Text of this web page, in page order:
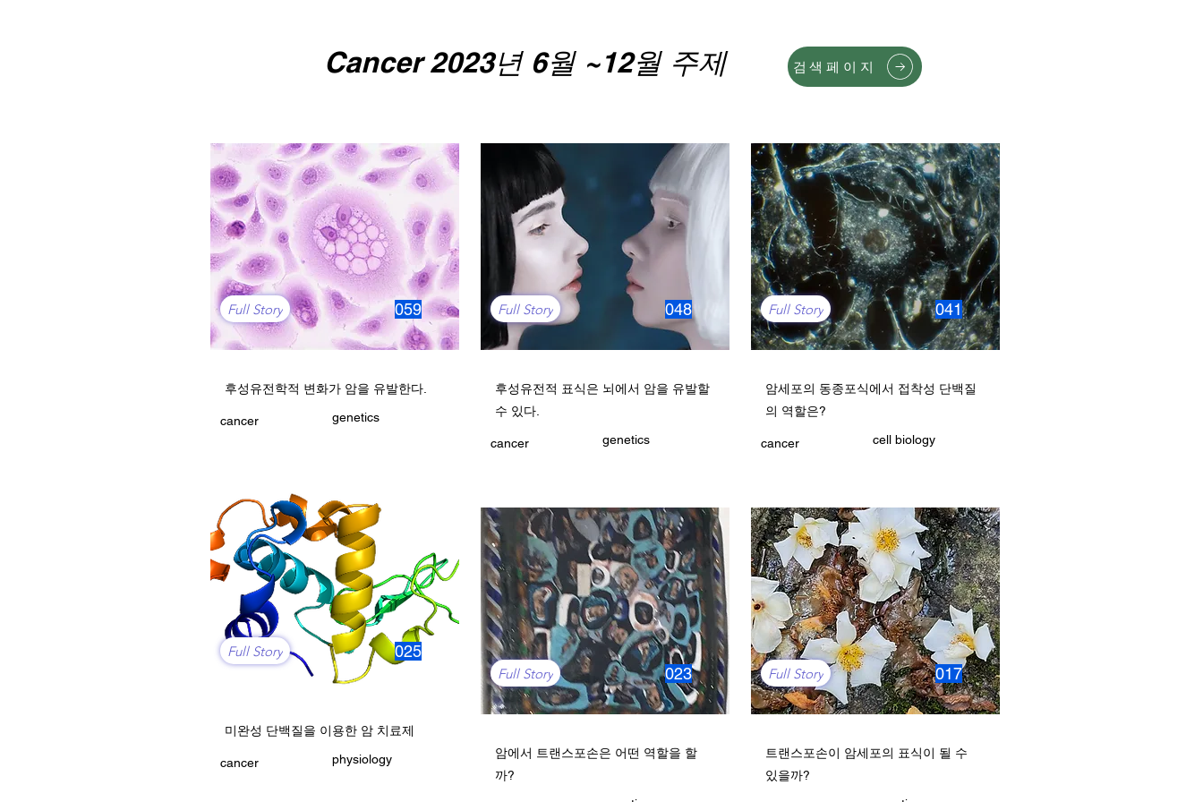
Cancer 2023년 6월 ~12월 주제 검색페이지
059
Full Story
후성유전학적 변화가 암을 유발한다.
cancer genetics
025
Full Story
미완성 단백질을 이용한 암 치료제
cancer physiology
048
Full Story
후성유전적 표식은 뇌에서 암을 유발할
수 있다.
cancer genetics
023
Full Story
암에서 트랜스포손은 어떤 역할을 할
까?
041
Full Story
암세포의 동종포식에서 접착성 단백질
의 역할은?
cancer cell biology
017
Full Story
트랜스포손이 암세포의 표식이 될 수
있을까?